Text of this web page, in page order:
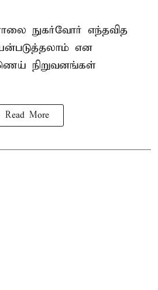
நுகர்வோர் எந்தவித
என
நிறுவனங்கள்
Read More